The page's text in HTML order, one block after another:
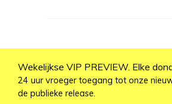
Wekelijkse VIP PREVIEW. Elke
24 uur vroeger toegang tot onze
de publieke release.